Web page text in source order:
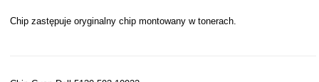
Chip zastępuje oryginalny chip montowany w tonerach.